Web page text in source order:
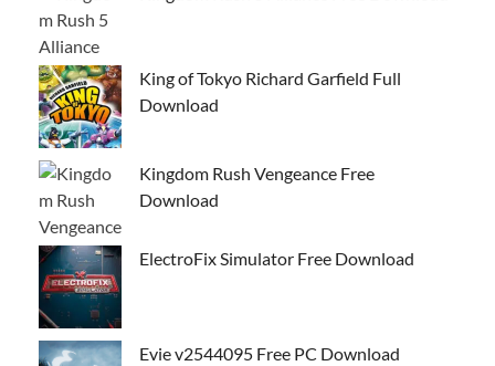
King of Tokyo Richard Garfield Full
Download
Kingdom Rush Vengeance Free
Download
ElectroFix Simulator Free Download
Evie v2544095 Free PC Download